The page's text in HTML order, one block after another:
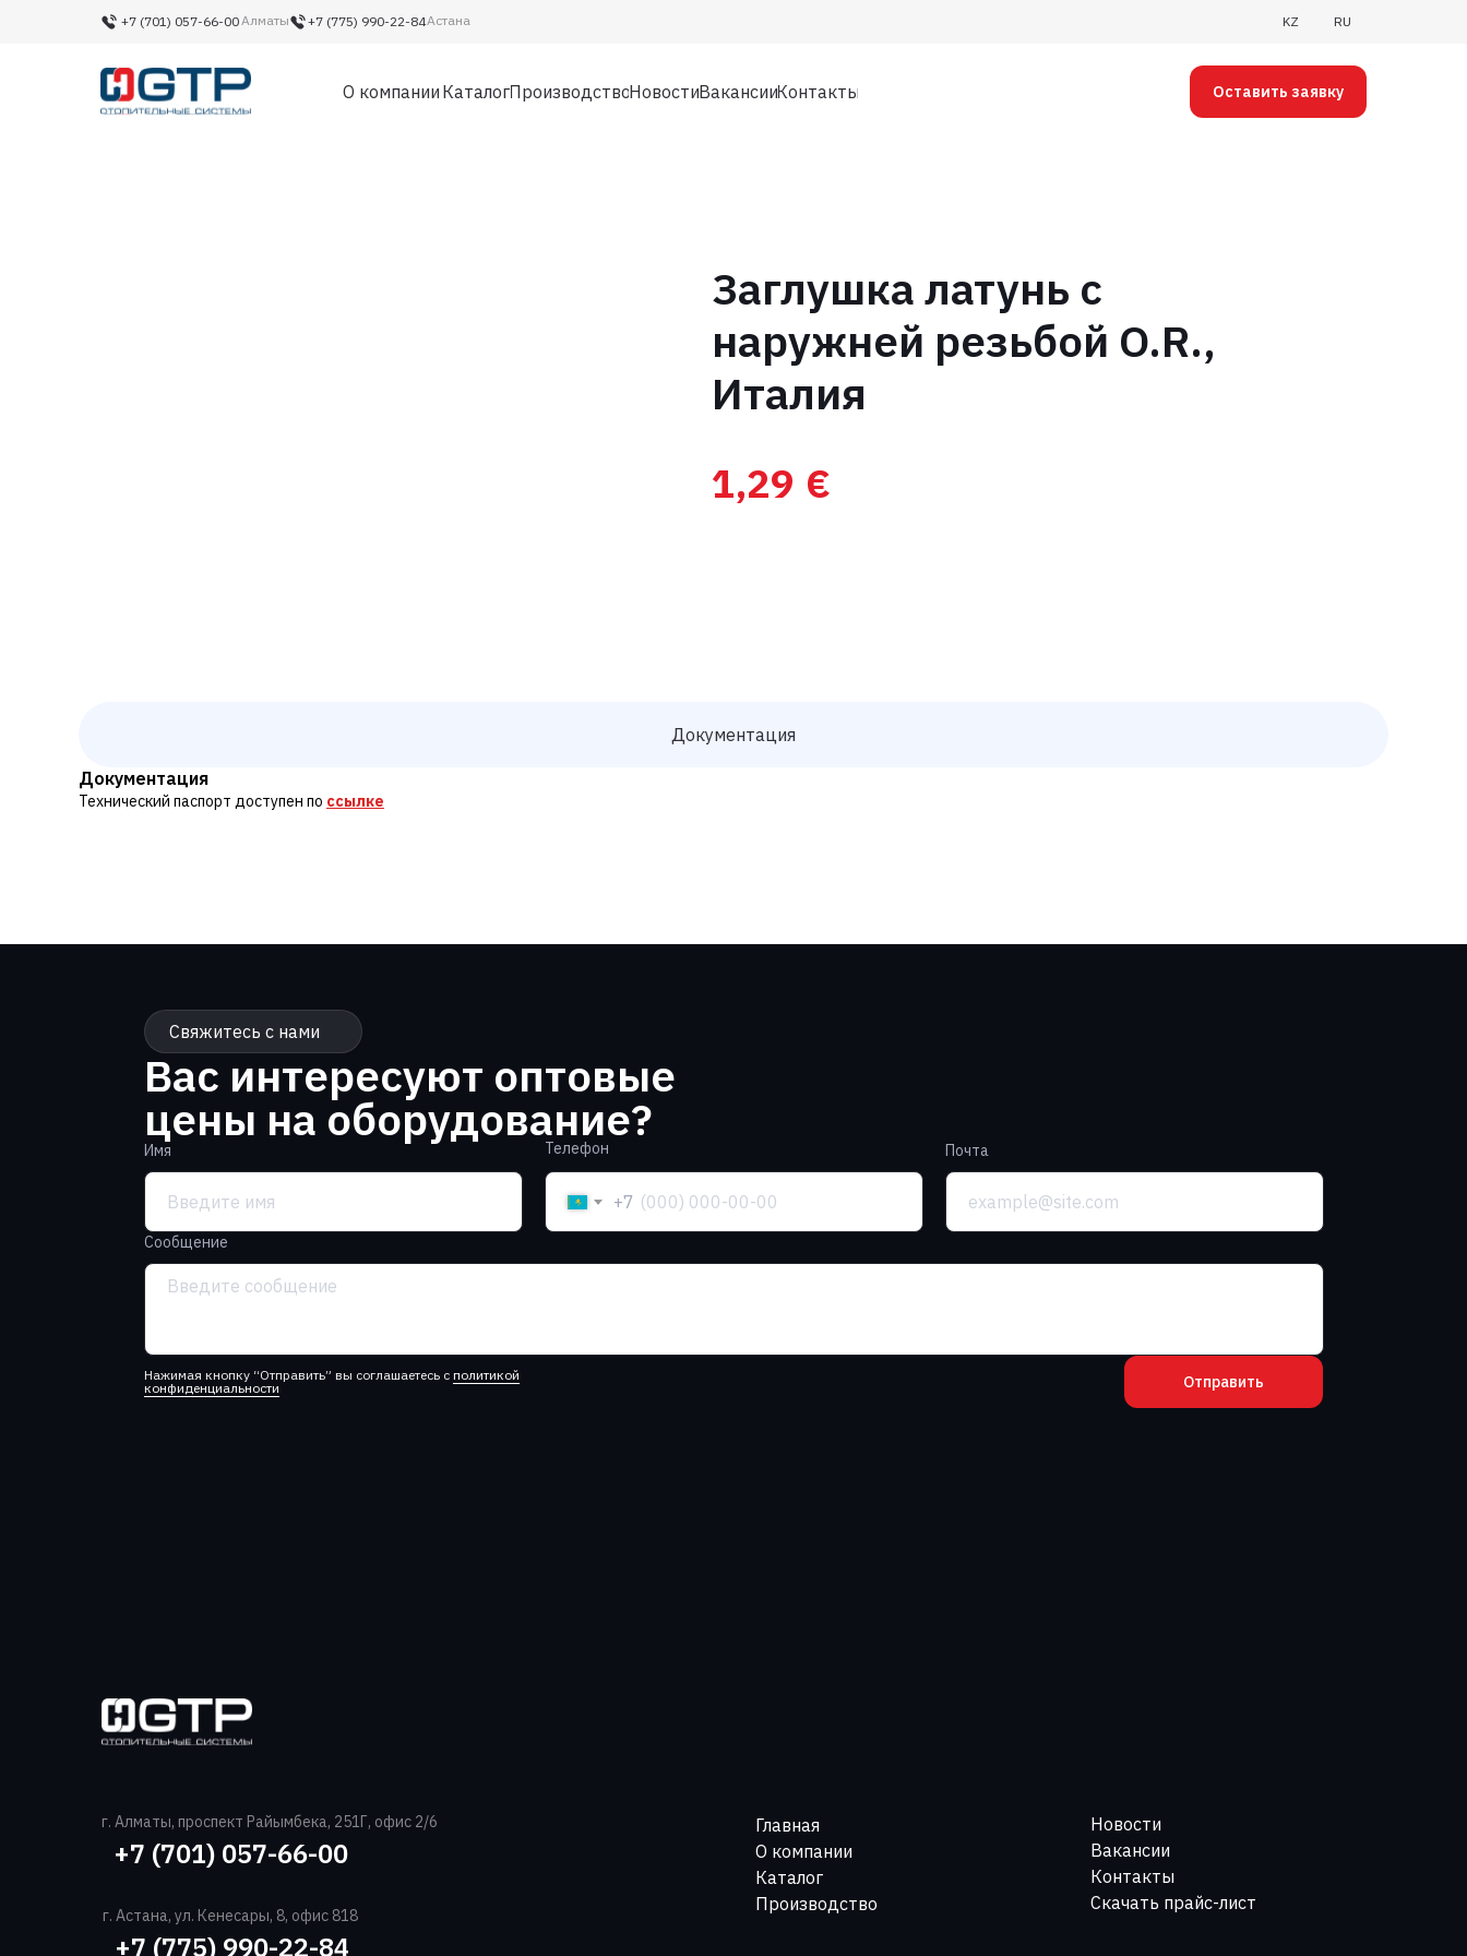
+7 (701) 057-66-00‬Алматы +7 (775) 990-22-84‬Астана
Оставить заявку
О компании КаталогПроизводствоНовостиВакансииКонтакты
RU
KZ
Заглушка латунь с
наружней резьбой O.R.,
Италия
1,29 €
Документация
Документация
Технический паспорт доступен по ссылке
Свяжитесь с нами
Вас интересуют оптовые
цены на оборудование?
Имя Телефон
+7
Почта
Сообщение
Нажимая кнопку “Отправить” вы соглашаетесь с политикой
конфиденциальности
Отправить
Новости
Вакансии
Контакты
Скачать прайс-лист
Главная
О компании
Каталог
Производство
г. Астана, ул. Кенесары, 8, офис 818
+7 (775) 990-22-84‬
г. Алматы, проспект Райымбека, 251Г, офис 2/6
+7 (701) 057-66-00‬